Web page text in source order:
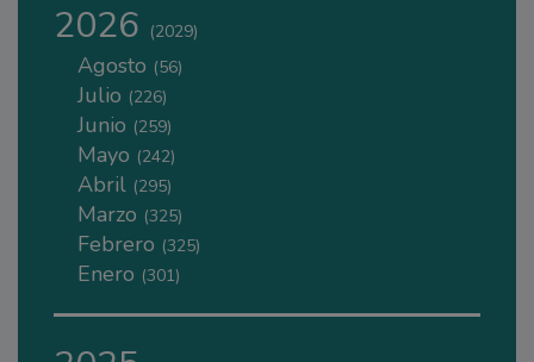
2026 (2029)
Agosto (56)
Julio (226)
Junio (259)
Mayo (242)
Abril (295)
Marzo (325)
Febrero (325)
Enero (301)